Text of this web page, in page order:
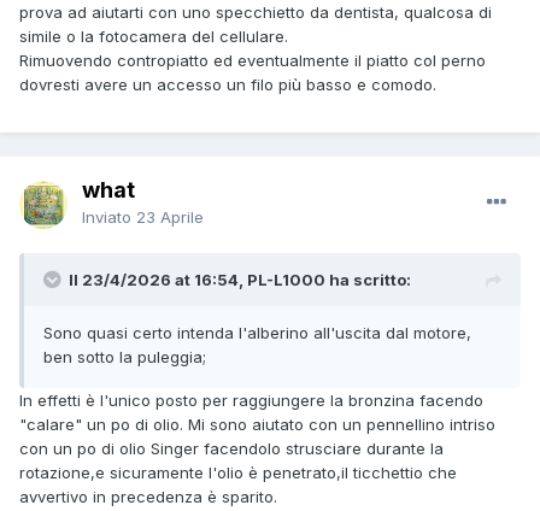
prova ad aiutarti con uno specchietto da dentista, qualcosa di
simile o la fotocamera del cellulare.
Rimuovendo contropiatto ed eventualmente il piatto col perno
dovresti avere un accesso un filo più basso e comodo.
what
Inviato 23 Aprile
Il 23/4/2026 at 16:54, PL-L1000 ha scritto:
Sono quasi certo intenda l'alberino all'uscita dal motore,
ben sotto la puleggia;
In effetti è l'unico posto per raggiungere la bronzina facendo
"calare" un po di olio. Mi sono aiutato con un pennellino intriso
con un po di olio Singer facendolo strusciare durante la
rotazione,e sicuramente l'olio è penetrato,il ticchettio che
avvertivo in precedenza è sparito.